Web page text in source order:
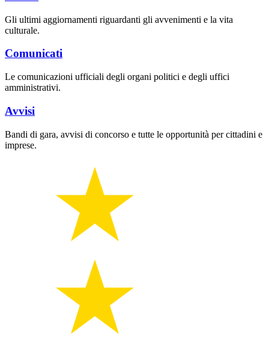
Gli ultimi aggiornamenti riguardanti gli avvenimenti e la vita
culturale.
Comunicati
Le comunicazioni ufficiali degli organi politici e degli uffici
amministrativi.
Avvisi
Bandi di gara, avvisi di concorso e tutte le opportunità per cittadini e
imprese.